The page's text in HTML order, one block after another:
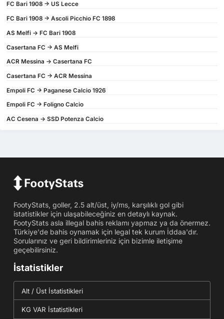
FC Bari 1908 -> US Lecce
FC Bari 1908 -> Ascoli Picchio FC 1898
AS Melfi -> FC Bari 1908
Casertana FC -> AS Melfi
ACR Messina -> Casertana FC
Casertana FC -> ACR Messina
Empoli FC -> Paganese Calcio 1926
Empoli FC -> Foligno Calcio
AC Cesena -> SSD Potenza Calcio
FootyStats, goller, 2.5 alt/üst, iy/ms, karşılıklı gol gibi
istatistikler için ulaşabileceğiniz en detaylı kaynak.
FootyStats asla illegal bahis reklamı yapmaz ya da önermez.
Türkiye'de bahis oynamak için legal tek kurum İddaa'dır.
Sorularınız ve geri bildirimleriniz için bizimle iletişime
geçebilirsiniz.
İstatistikler
Alt / Üst İstatistikleri
KG VAR İstatistikleri